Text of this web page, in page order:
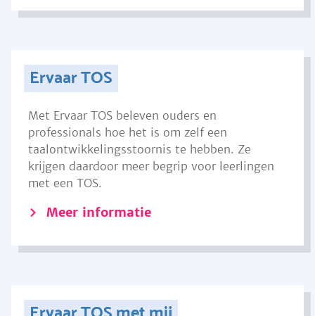
Ervaar TOS
Met Ervaar TOS beleven ouders en
professionals hoe het is om zelf een
taalontwikkelingsstoornis te hebben. Ze
krijgen daardoor meer begrip voor leerlingen
met een TOS.
Meer informatie